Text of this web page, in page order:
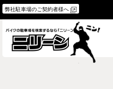
弊社駐車場のご契約者様へ